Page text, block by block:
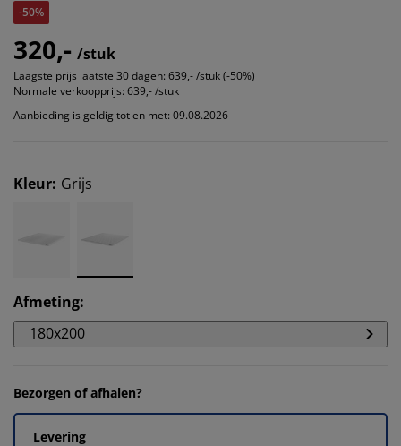
-50%
320,- /stuk
Laagste prijs laatste 30 dagen: 639,- /stuk (-50%)
Normale verkoopprijs: 639,- /stuk
Aanbieding is geldig tot en met: 09.08.2026
Kleur: Grijs
Afmeting:
180x200
Bezorgen of afhalen?
Levering